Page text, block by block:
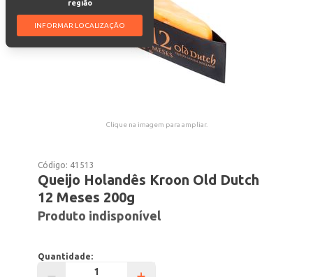
região
INFORMAR LOCALIZAÇÃO
Clique na imagem para ampliar.
Código: 41513
Queijo Holandês Kroon Old Dutch
12 Meses 200g
Produto indisponível
Quantidade: